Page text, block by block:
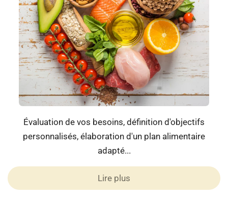
Évaluation de vos besoins, définition d'objectifs
personnalisés, élaboration d'un plan alimentaire
adapté...
Lire plus